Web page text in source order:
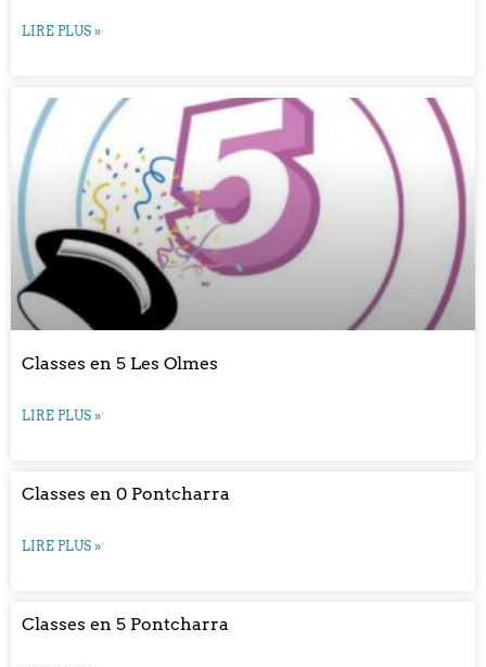
LIRE PLUS »
Classes en 5 Les Olmes
LIRE PLUS »
Classes en 0 Pontcharra
LIRE PLUS »
Classes en 5 Pontcharra